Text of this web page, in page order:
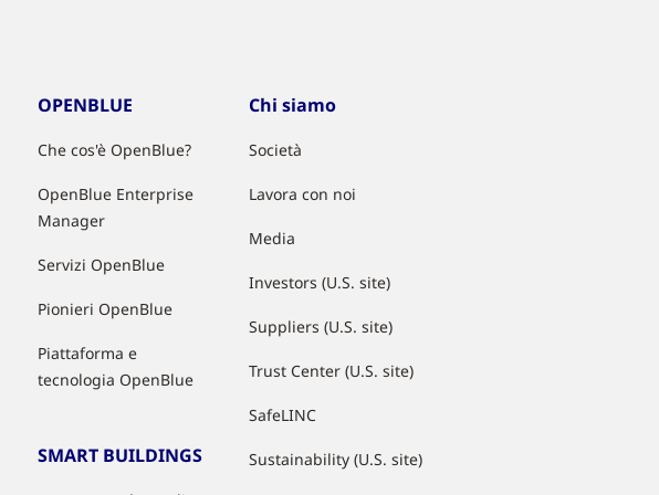
OPENBLUE
Che cos'è OpenBlue?
OpenBlue Enterprise
Manager
Servizi OpenBlue
Pionieri OpenBlue
Piattaforma e
tecnologia OpenBlue
SMART BUILDINGS
Chi siamo
Società
Lavora con noi
Media
Investors (U.S. site)
Suppliers (U.S. site)
Trust Center (U.S. site)
SafeLINC
Sustainability (U.S. site)